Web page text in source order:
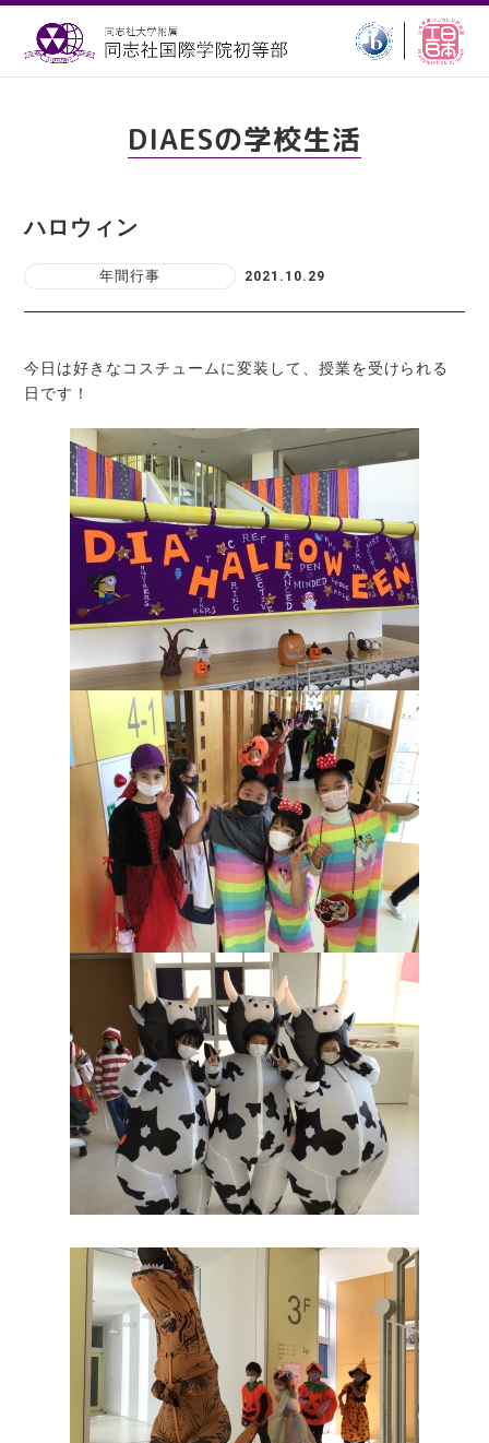
DIAESの学校生活
ハロウィン
年間行事 2021.10.29
今日は好きなコスチュームに変装して、授業を受けられる
日です！